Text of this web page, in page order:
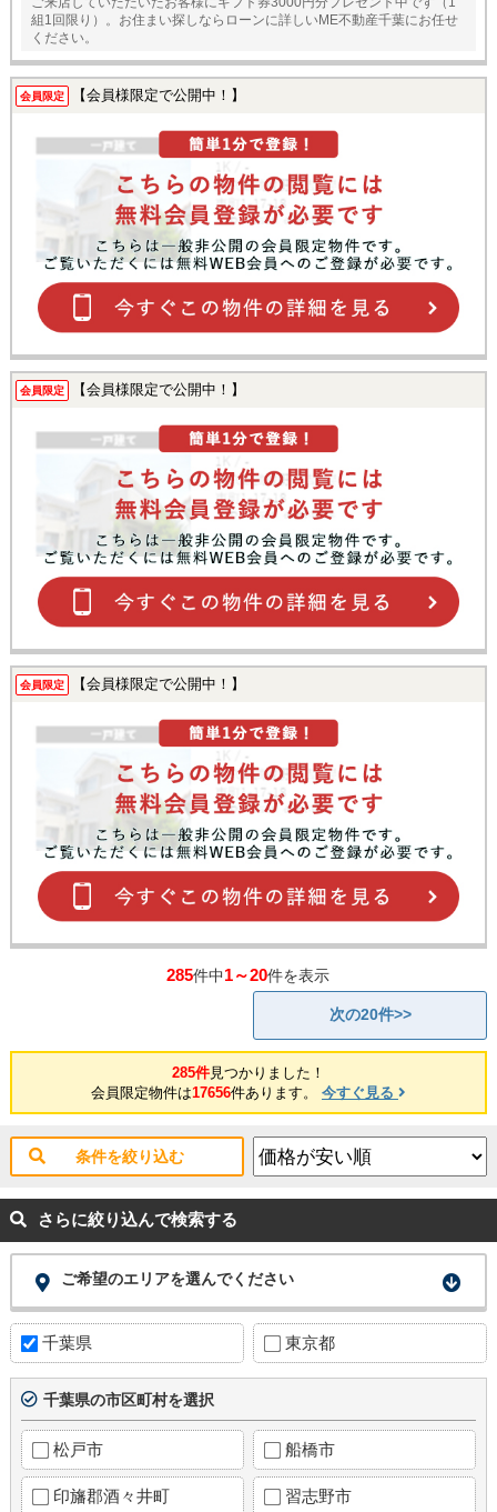
組1回限り）。お住まい探しならローンに詳しいME不動産千葉にお任せ
ください。
会員限定 【会員様限定で公開中！】
会員限定 【会員様限定で公開中！】
会員限定 【会員様限定で公開中！】
285件中1～20件を表示
次の20件>>
285件見つかりました！
会員限定物件は17656件あります。 今すぐ見る
条件を絞り込む
さらに絞り込んで検索する
ご希望のエリアを選んでください
千葉県 東京都
千葉県の市区町村を選択
松戸市 船橋市
印旛郡酒々井町 習志野市